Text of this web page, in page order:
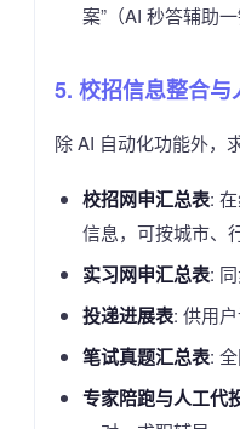
案”（AI 秒答辅助一
5. 校招信息整合与
除 AI 自动化功能外，
校招网申汇总表:
信息，可按城市、
实习网申汇总表:
投递进展表: 供用
笔试真题汇总表:
专家陪跑与人工代